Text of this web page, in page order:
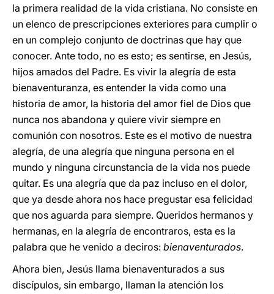
la primera realidad de la vida cristiana. No consiste en
un elenco de prescripciones exteriores para cumplir o
en un complejo conjunto de doctrinas que hay que
conocer. Ante todo, no es esto; es sentirse, en Jesús,
hijos amados del Padre. Es vivir la alegría de esta
bienaventuranza, es entender la vida como una
historia de amor, la historia del amor fiel de Dios que
nunca nos abandona y quiere vivir siempre en
comunión con nosotros. Este es el motivo de nuestra
alegría, de una alegría que ninguna persona en el
mundo y ninguna circunstancia de la vida nos puede
quitar. Es una alegría que da paz incluso en el dolor,
que ya desde ahora nos hace pregustar esa felicidad
que nos aguarda para siempre. Queridos hermanos y
hermanas, en la alegría de encontraros, esta es la
palabra que he venido a deciros: bienaventurados.
Ahora bien, Jesús llama bienaventurados a sus
discípulos, sin embargo, llaman la atención los